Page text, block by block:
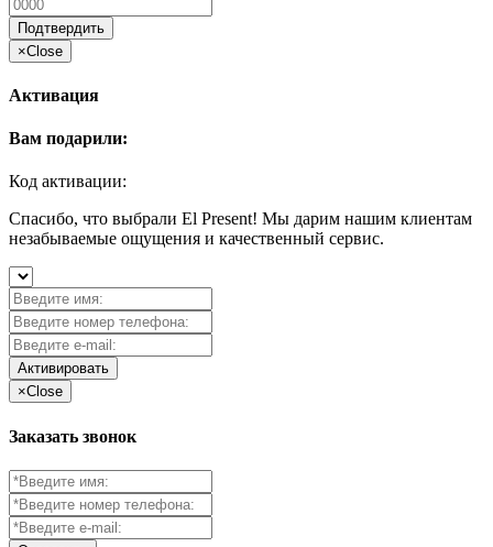
Подтвердить
×Close
Активация
Вам подарили:
Код активации:
Спасибо, что выбрали El Present! Мы дарим нашим клиентам
незабываемые ощущения и качественный сервис.
Активировать
×Close
Заказать звонок